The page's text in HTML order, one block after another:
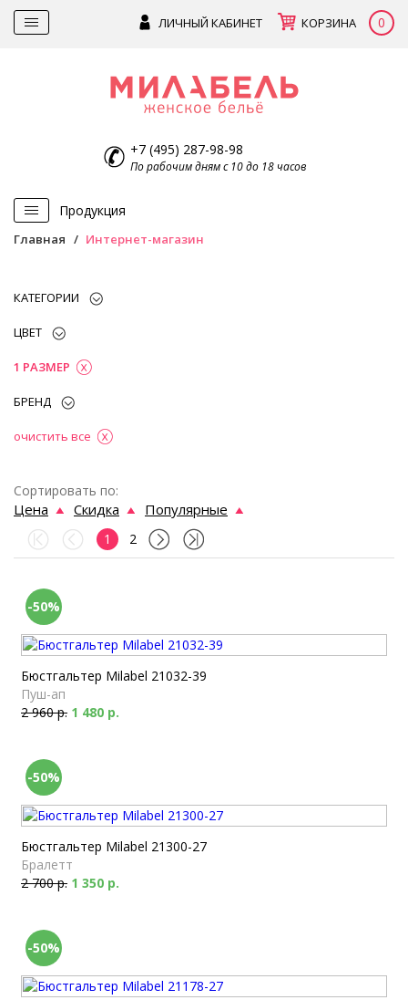
ЛИЧНЫЙ КАБИНЕТ КОРЗИНА 0
+7 (495) 287-98-98
По рабочим дням с 10 до 18 часов
Продукция
Главная Интернет-магазин
КАТЕГОРИИ
ЦВЕТ
1 РАЗМЕР
БРЕНД
очистить все
Сортировать по:
Цена Скидка Популярные
1 2
-50%
Бюстгальтер Milabel 21032-39
Пуш-ап
2 960 р. 1 480 р.
-50%
Бюстгальтер Milabel 21300-27
Бралетт
2 700 р. 1 350 р.
-50%